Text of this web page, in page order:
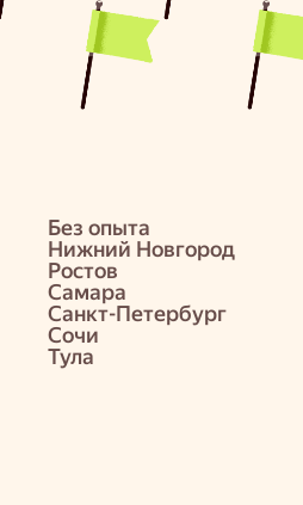
Без опыта
Нижний Новгород
Ростов
Самара
Санкт-Петербург
Сочи
Тула